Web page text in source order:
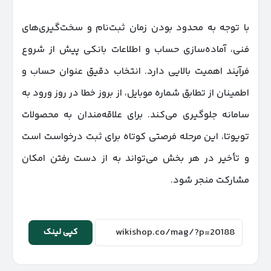
با توجه به محدود بودن زمان ثبت‌نام و سخت‌گیری‌های
فنی، آماده‌سازی حساب و اطلاعات بانکی پیش از شروع
فرآیند اهمیت بالایی دارد. انتخاب دقیق عنوان حساب و
اطمینان از تطابق شماره موبایل، از بروز خطا در روز ورود به
سامانه جلوگیری می‌کند. برای علاقه‌مندان به محصولات
تویوتا، این مرحله فرصتی کوتاه برای ثبت درخواست است
و تأخیر در هر بخش می‌تواند به از دست رفتن امکان
مشارکت منجر شود.
کپی لینک